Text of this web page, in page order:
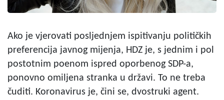
Ako je vjerovati posljednjem ispitivanju političkih
preferencija javnog mijenja, HDZ je, s jednim i pol
postotnim poenom ispred oporbenog SDP-a,
ponovno omiljena stranka u državi. To ne treba
čuditi. Koronavirus je, čini se, dvostruki agent.